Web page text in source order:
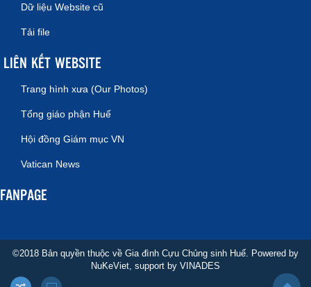
Dữ liệu Website cũ
Tải file
LIÊN KẾT WEBSITE
Trang hình xưa (Our Photos)
Tổng giáo phận Huế
Hội đồng Giám mục VN
Vatican News
FANPAGE
©2018 Bản quyền thuộc về Gia đình Cựu Chủng sinh Huế. Powered by
NuKeViet , support by VINADES